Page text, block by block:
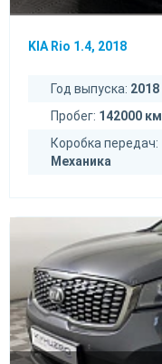
KIA Rio 1.4, 2018
Год выпуска: 2018
Пробег: 142000 км
Коробка передач:
Механика